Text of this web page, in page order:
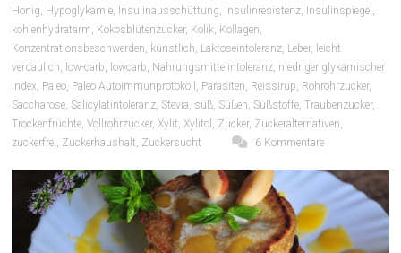
Honig Hypoglykämie Insulinausschüttung Insulinresistenz Insulinspiegel
kohlenhydratarm Kokosblütenzucker, Kolik Kollagen
Konzentrationsbeschwerden
künstlich Laktoseintoleranz Leber, leicht
verdaulich
low-carb lowcarb Nahrungsmittelintoleranz niedriger glykämischer
Index Paleo Paleo Autoimmunprotokoll Parasiten Reissirup Rohrohrzucker,
Saccharose Salicylatintoleranz Stevia süß Süßen Süßstoffe ,Traubenzucker,
Trockenfrüchte ,Vollrohrzucker, Xylit Xylitol Zucker, Zuckeralternativen
zuckerfrei Zuckerhaushalt Zuckersucht 6 Kommentare